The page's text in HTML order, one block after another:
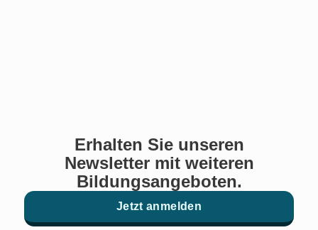
Erhalten Sie unseren
Newsletter mit weiteren
Bildungsangeboten.
Jetzt anmelden